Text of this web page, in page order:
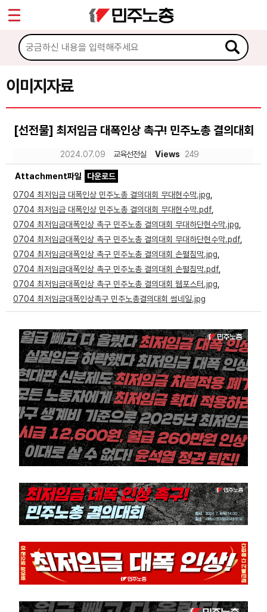
이미지자료
[선전물] 최저임금 대폭인상 촉구! 민주노총 결의대회
2024.07.09 교육선전실 Views 249
Attachment파일
다운로드
0704 최저임금 대폭인상 민주노총 결의대회 무대현수막.jpg
0704 최저임금 대폭인상 민주노총 결의대회 무대현수막.pdf
0704 최저임금대폭인상 촉구 민주노총 결의대회 무대하단현수막.jpg
0704 최저임금대폭인상 촉구 민주노총 결의대회 무대하단현수막.pdf
0704 최저임금대폭인상 촉구 민주노총 결의대회 손펼침막.jpg
0704 최저임금대폭인상 촉구 민주노총 결의대회 손펼침막.pdf
0704 최저임금대폭인상 촉구 민주노총 결의대회 웹포스터.jpg
0704 최저임금대폭인상촉구 민주노총결의대회 썸네일.jpg
마이페이지
소개
소식
문서자료
이미지자료
미디어자료
카드뉴스
부설기관
업무
Sketchbook5, 스케치북5
Sketchbook5, 스케치북5